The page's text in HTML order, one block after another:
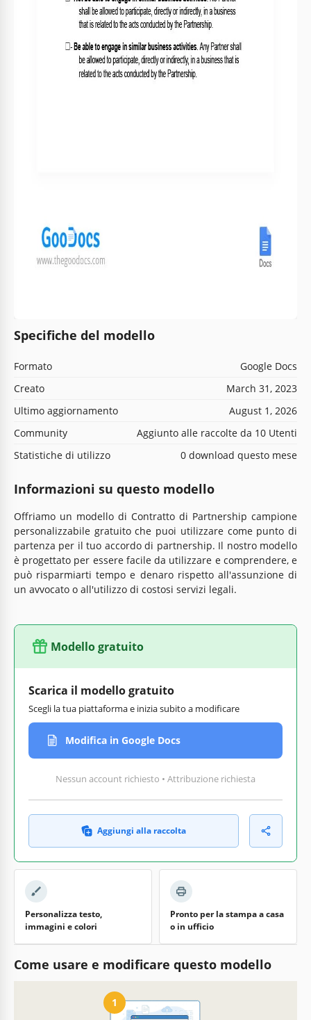
Specifiche del modello
Formato
Google Docs
Creato
March 31, 2023
Ultimo aggiornamento
August 1, 2026
Community
Aggiunto alle raccolte da 10 Utenti
Statistiche di utilizzo
0 download questo mese
Informazioni su questo modello
Offriamo un modello di Contratto di Partnership campione
personalizzabile gratuito che puoi utilizzare come punto di
partenza per il tuo accordo di partnership. Il nostro modello
è progettato per essere facile da utilizzare e comprendere, e
può risparmiarti tempo e denaro rispetto all'assunzione di
un avvocato o all'utilizzo di costosi servizi legali.
Modello gratuito
Scarica il modello gratuito
Scegli la tua piattaforma e inizia subito a modificare
Modifica in Google Docs
Nessun account richiesto • Attribuzione richiesta
Aggiungi alla raccolta
Personalizza testo,
immagini e colori
Pronto per la stampa a casa
o in ufficio
Come usare e modificare questo modello
1